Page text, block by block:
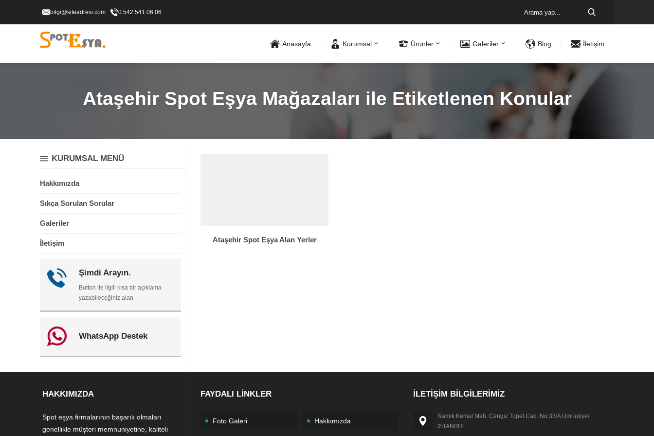
bilgi@siteadresi.com 0 542 541 06 06
Anasayfa Kurumsal Ürünler Galeriler Blog İletişim
Ataşehir Spot Eşya Mağazaları ile Etiketlenen Konular
Ataşehir Spot Eşya Alan Yerler
KURUMSAL MENÜ
Hakkımızda
Sıkça Sorulan Sorular
Galeriler
İletişim
Şimdi Arayın.
Button ile ilgili kısa bir açıklama
yazabileceğiniz alan
WhatsApp Destek
HAKKIMIZDA
Spot eşya firmalarının başarılı olmaları
genellikle müşteri memnuniyetine, kaliteli
FAYDALI LİNKLER
Foto Galeri Hakkımızda
İLETİŞİM BİLGİLERİMİZ
Namık Kemal Mah. Cengiz Topel Cad. No:33/A Ümraniye/
İSTANBUL